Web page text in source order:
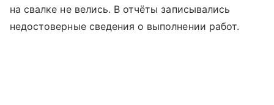
на свалке не велись. В отчёты записывались
недостоверные сведения о выполнении работ.